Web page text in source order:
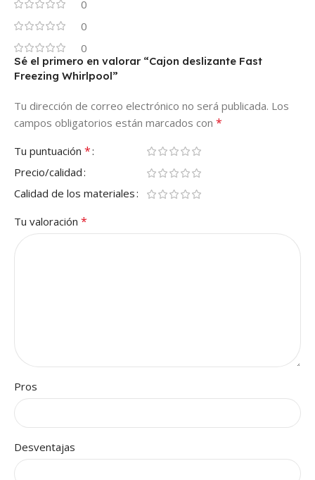
0
0
0
Sé el primero en valorar “Cajon deslizante Fast
Freezing Whirlpool”
Tu dirección de correo electrónico no será publicada. Los
campos obligatorios están marcados con *
Tu puntuación *
Precio/calidad
Calidad de los materiales
Tu valoración *
Pros
Desventajas